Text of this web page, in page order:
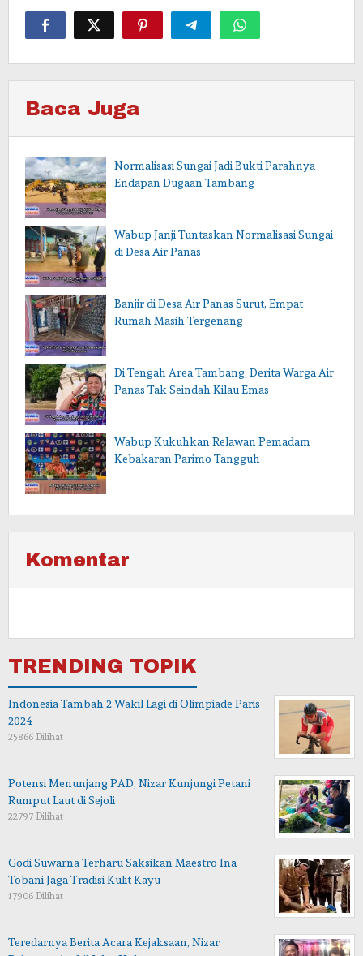
Baca Juga
Normalisasi Sungai Jadi Bukti Parahnya
Endapan Dugaan Tambang
Wabup Janji Tuntaskan Normalisasi Sungai
di Desa Air Panas
Banjir di Desa Air Panas Surut, Empat
Rumah Masih Tergenang
Di Tengah Area Tambang, Derita Warga Air
Panas Tak Seindah Kilau Emas
Wabup Kukuhkan Relawan Pemadam
Kebakaran Parimo Tangguh
Komentar
TRENDING TOPIK
Indonesia Tambah 2 Wakil Lagi di Olimpiade Paris
2024
25866 Dilihat
Potensi Menunjang PAD, Nizar Kunjungi Petani
Rumput Laut di Sejoli
22797 Dilihat
Godi Suwarna Terharu Saksikan Maestro Ina
Tobani Jaga Tradisi Kulit Kayu
17906 Dilihat
Teredarnya Berita Acara Kejaksaan, Nizar